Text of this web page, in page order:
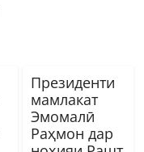
Президенти
мамлакат
Эмомалӣ
Раҳмон дар